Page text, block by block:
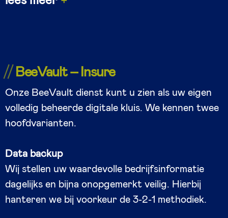
BeeVault – Insure
Onze BeeVault dienst kunt u zien als uw eigen
volledig beheerde digitale kluis. We kennen twee
hoofdvarianten.
Data backup
Wij stellen uw waardevolle bedrijfsinformatie
dagelijks en bijna onopgemerkt veilig. Hierbij
hanteren we bij voorkeur de 3-2-1 methodiek.